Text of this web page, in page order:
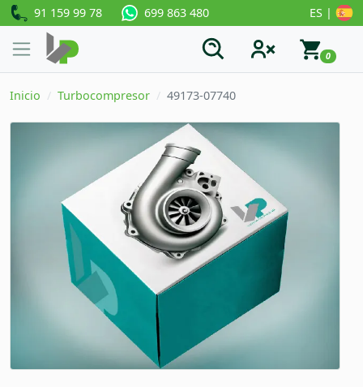
91 159 99 78 699 863 480 ES |
0
Inicio Turbocompresor 49173-07740